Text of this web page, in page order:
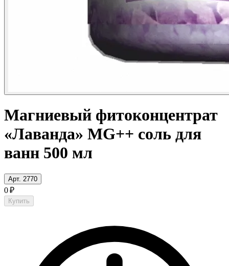
Магниевый фитоконцентрат
«Лаванда» MG++ соль для
ванн 500 мл
Арт. 2770
0 ₽
Купить